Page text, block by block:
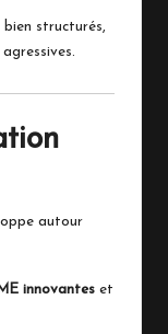
bien structurés,
autour
innovantes et